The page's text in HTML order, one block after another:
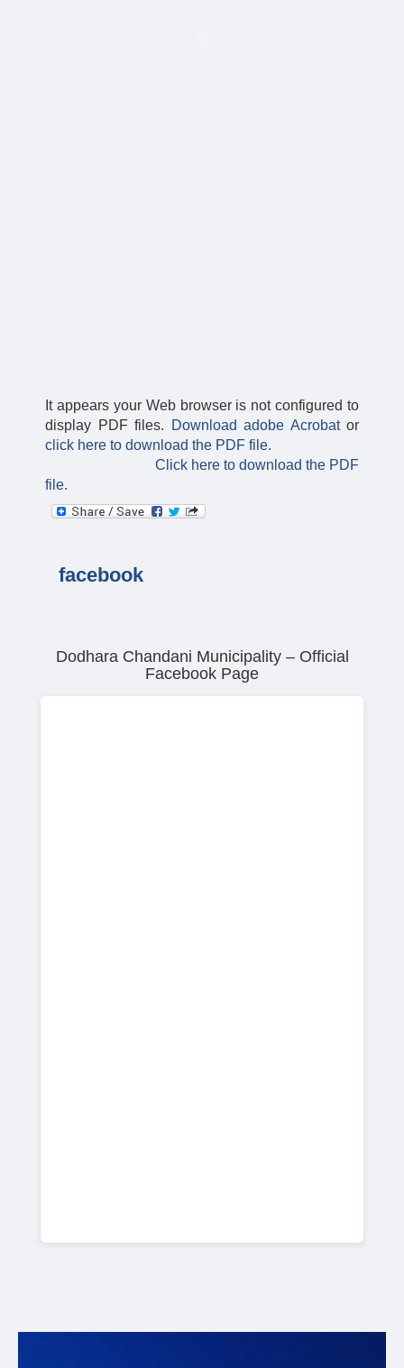
It appears your Web browser is not configured to
display PDF files.
Download adobe Acrobat or
click here to download the PDF file.
Click here to download the PDF
file.
facebook
Dodhara Chandani Municipality – Official
Facebook Page